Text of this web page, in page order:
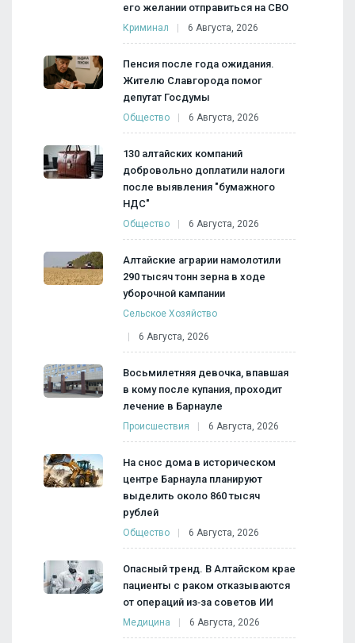
его желании отправиться на СВО
Криминал 6 Августа, 2026
Пенсия после года ожидания.
Жителю Славгорода помог
депутат Госдумы
Общество 6 Августа, 2026
130 алтайских компаний
добровольно доплатили налоги
после выявления "бумажного
НДС"
Общество 6 Августа, 2026
Алтайские аграрии намолотили
290 тысяч тонн зерна в ходе
уборочной кампании
Сельское Хозяйство
6 Августа, 2026
Восьмилетняя девочка, впавшая
в кому после купания, проходит
лечение в Барнауле
Происшествия 6 Августа, 2026
На снос дома в историческом
центре Барнаула планируют
выделить около 860 тысяч
рублей
Общество 6 Августа, 2026
Опасный тренд. В Алтайском крае
пациенты с раком отказываются
от операций из‑за советов ИИ
Медицина 6 Августа, 2026